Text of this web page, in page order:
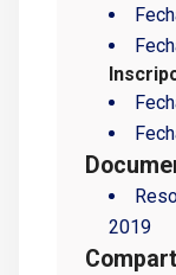
2019